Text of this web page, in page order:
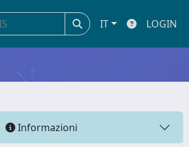
IT LOGIN
Informazioni